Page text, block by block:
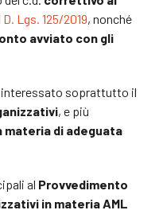
D. Lgs. 125/2019, nonché
avviato con gli
interessato soprattutto il
, e più
materia di adeguata
al Provvedimento
in materia AML